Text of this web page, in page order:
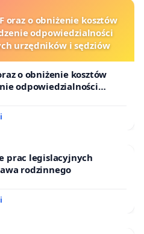
oraz o obniżenie kosztów
odpowiedzialności
urzędników i sędziów
o obniżenie kosztów
odpowiedzialności
i sędziów
prac legislacyjnych
rodzinnego